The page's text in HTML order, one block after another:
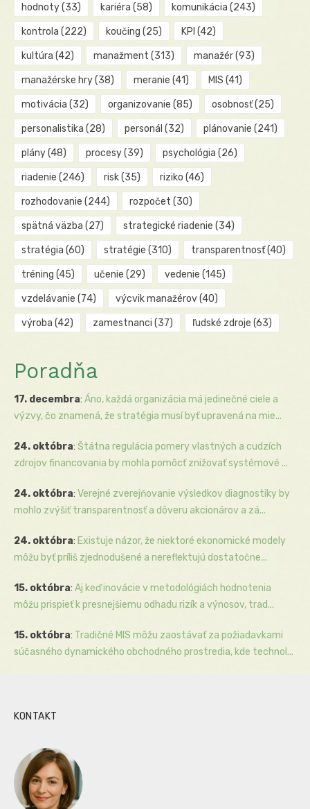
hodnoty(33) kariéra (58) komunikácia (243)
kontrola (222) koučing (25) KPI (42)
kultúra (42) manažment (313) manažér(93)
manažérske hry(38) meranie (41) MIS (41)
motivácia (32) organizovanie (85) osobnosť(25)
personalistika (28) personál (32) plánovanie (241)
plány(48) procesy(39) psychológia (26)
riadenie (246) risk(35) riziko (46)
rozhodovanie (244) rozpočet (30)
spätná väzba (27) strategické riadenie (34)
stratégia (60) stratégie (310) transparentnosť(40)
tréning (45) učenie (29) vedenie (145)
vzdelávanie (74) výcvik manažérov(40)
výroba (42) zamestnanci (37) ľudské zdroje (63)
Poradňa
17. decembra: Áno, každá organizácia má jedinečné ciele a
výzvy, čo znamená, že stratégia musí byť upravená na mie...
24. októbra: Štátna regulácia pomery vlastných a cudzích
zdrojov financovania by mohla pomôcť znižovať systémové ...
24. októbra: Verejné zverejňovanie výsledkov diagnostiky by
mohlo zvýšiť transparentnosť a dôveru akcionárov a zá...
24. októbra: Existuje názor, že niektoré ekonomické modely
môžu byť príliš zjednodušené a nereflektujú dostatočne...
15. októbra: Aj keď inovácie v metodológiách hodnotenia
môžu prispieť k presnejšiemu odhadu rizík a výnosov, trad...
15. októbra: Tradičné MIS môžu zaostávať za požiadavkami
súčasného dynamického obchodného prostredia, kde technol...
KONTAKT